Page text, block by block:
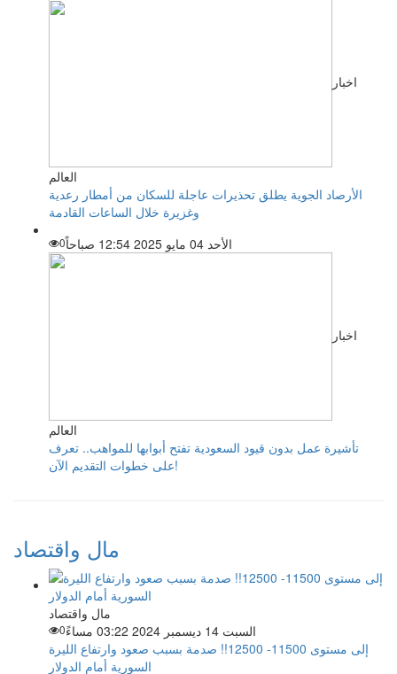
اخبار
العالم
الأرصاد الجوية يطلق تحذيرات عاجلة للسكان من أمطار رعدية
وغزيرة خلال الساعات القادمة
الأحد 04 مايو 2025 12:54 صباحاً
0
اخبار
العالم
تأشيرة عمل بدون قيود السعودية تفتح أبوابها للمواهب.. تعرف
على خطوات التقديم الآن!
مال واقتصاد
مال واقتصاد
السبت 14 ديسمبر 2024 03:22 مساءً
0
إلى مستوى 11500- 12500!! صدمة بسبب صعود وارتفاع الليرة
السورية أمام الدولار